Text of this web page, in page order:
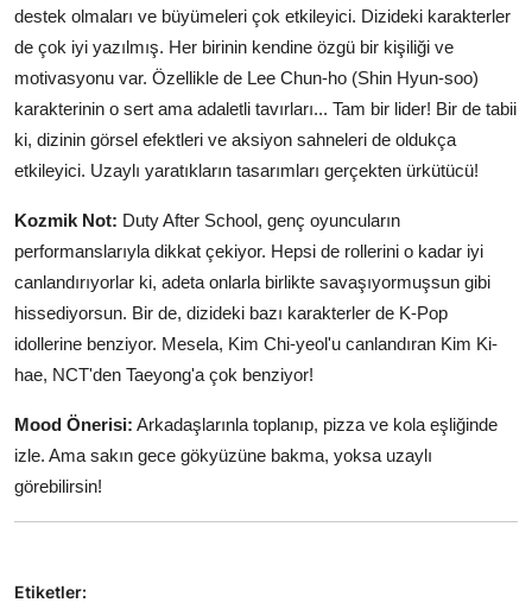
destek olmaları ve büyümeleri çok etkileyici. Dizideki karakterler
de çok iyi yazılmış. Her birinin kendine özgü bir kişiliği ve
motivasyonu var. Özellikle de Lee Chun-ho (Shin Hyun-soo)
karakterinin o sert ama adaletli tavırları... Tam bir lider! Bir de tabii
ki, dizinin görsel efektleri ve aksiyon sahneleri de oldukça
etkileyici. Uzaylı yaratıkların tasarımları gerçekten ürkütücü!
Kozmik Not: Duty After School, genç oyuncuların
performanslarıyla dikkat çekiyor. Hepsi de rollerini o kadar iyi
canlandırıyorlar ki, adeta onlarla birlikte savaşıyormuşsun gibi
hissediyorsun. Bir de, dizideki bazı karakterler de K-Pop
idollerine benziyor. Mesela, Kim Chi-yeol'u canlandıran Kim Ki-
hae, NCT'den Taeyong'a çok benziyor!
Mood Önerisi: Arkadaşlarınla toplanıp, pizza ve kola eşliğinde
izle. Ama sakın gece gökyüzüne bakma, yoksa uzaylı
görebilirsin!
Etiketler: